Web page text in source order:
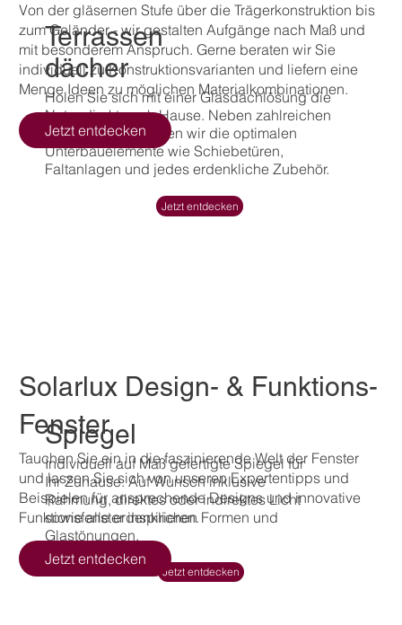
​Holen Sie sich mit einer Glasdachlösung die
Natur direkt nach Hause. Neben zahlreichen
Dachvarianten bieten wir die optimalen
Unterbauelemente wie Schiebetüren,
Faltanlagen und jedes erdenkliche Zubehör.
Jetzt entdecken
Terrassen
dächer
Spiegel
Individuell auf Maß gefertigte Spiegel für
Ihr Zuhause. Auf Wunsch inklusive
Rahmung, direktes oder indirektes Licht
sowie alle erdenklichen Formen und
Glastönungen.
Jetzt entdecken
Von der gläsernen Stufe über die Trägerkonstruktion bis
zum Geländer - wir gestalten Aufgänge nach Maß und
mit besonderem Anspruch. Gerne beraten wir Sie
individuell zu Konstruktionsvarianten und liefern eine
Menge Ideen zu möglichen Materialkombinationen.
Jetzt entdecken
Solarlux Design- & Funktions-
Fenster
Tauchen Sie ein in die faszinierende Welt der Fenster
und lassen Sie sich von unseren Expertentipps und
Beispielen für ansprechende Designs und innovative
Funktionsfenster inspirieren.
Jetzt entdecken